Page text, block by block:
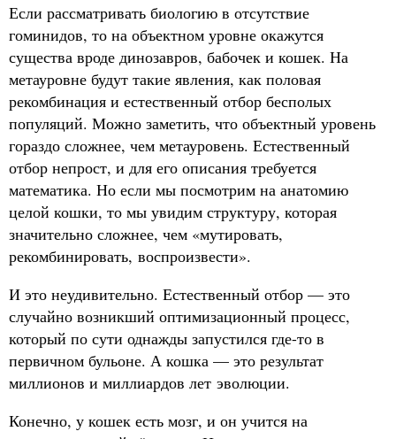
Если рассматривать биологию в отсутствие
гоминидов, то на объектном уровне окажутся
существа вроде динозавров, бабочек и кошек. На
метауровне будут такие явления, как половая
рекомбинация и естественный отбор бесполых
популяций. Можно заметить, что объектный уровень
гораздо сложнее, чем метауровень. Естественный
отбор непрост, и для его описания требуется
математика. Но если мы посмотрим на анатомию
целой кошки, то мы увидим структуру, которая
значительно сложнее, чем «мутировать,
рекомбинировать, воспроизвести».
И это неудивительно. Естественный отбор — это
случайно возникший оптимизационный процесс,
который по сути однажды запустился где-то в
первичном бульоне. А кошка — это результат
миллионов и миллиардов лет эволюции.
Конечно, у кошек есть мозг, и он учится на